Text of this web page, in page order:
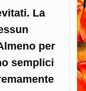
La
per
semplici